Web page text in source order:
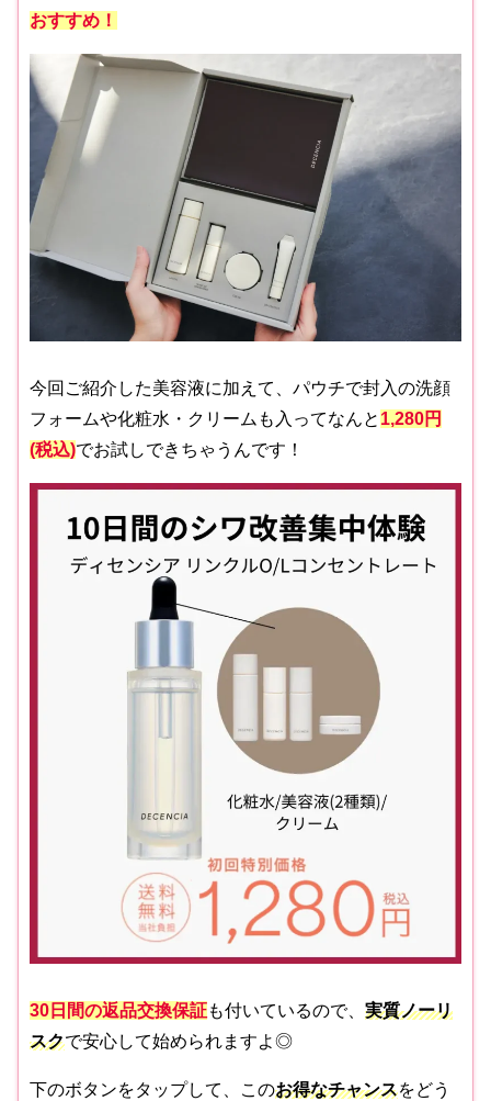
おすすめ！
今回ご紹介した美容液に加えて、パウチで封入の洗顔
フォームや化粧水・クリームも入ってなんと 1,280円
(税込)でお試しできちゃうんです！
30日間の返品交換保証も付いているので、 実質ノーリ
スクで安心して始められますよ◎
下のボタンをタップして、このお得なチャンスをどう